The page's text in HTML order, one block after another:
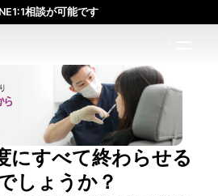
にすべて終わらせる
しょうか？
相談が可能です
得な体験価格／満足度の高い効果